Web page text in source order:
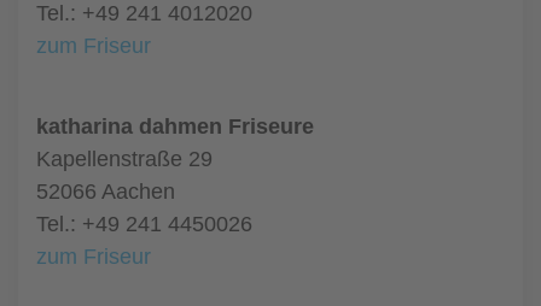
Tel.: +49 241 4012020
zum Friseur
katharina dahmen Friseure
Kapellenstraße 29
52066 Aachen
Tel.: +49 241 4450026
zum Friseur